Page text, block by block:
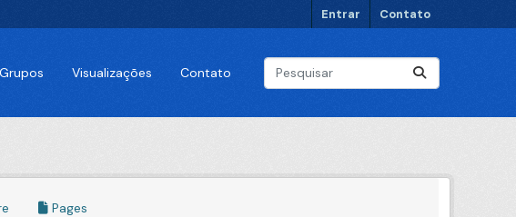
Entrar Contato
Grupos Visualizações Contato
Pages